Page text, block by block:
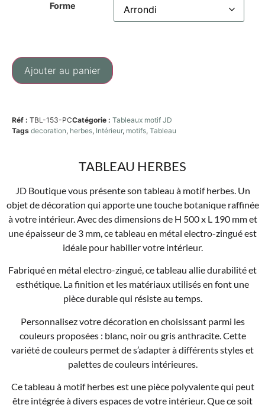
Forme
Ajouter au panier
Réf : TBL-153-PCCatégorie : Tableaux motif JD
Tags decoration, herbes, Intérieur, motifs, Tableau
TABLEAU HERBES
JD Boutique vous présente son tableau à motif herbes. Un
objet de décoration qui apporte une touche botanique raffinée
à votre intérieur. Avec des dimensions de H 500 x L 190 mm et
une épaisseur de 3 mm, ce tableau en métal electro-zingué est
idéale pour habiller votre intérieur.
Fabriqué en métal electro-zingué, ce tableau allie durabilité et
esthétique. La finition et les matériaux utilisés en font une
pièce durable qui résiste au temps.
Personnalisez votre décoration en choisissant parmi les
couleurs proposées : blanc, noir ou gris anthracite. Cette
variété de couleurs permet de s’adapter à différents styles et
palettes de couleurs intérieures.
Ce tableau à motif herbes est une pièce polyvalente qui peut
être intégrée à divers espaces de votre intérieur. Que ce soit